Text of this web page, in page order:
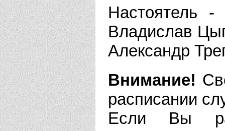
Настоятель -
Владислав
Александр
Внимание!
расписании
Если Вы